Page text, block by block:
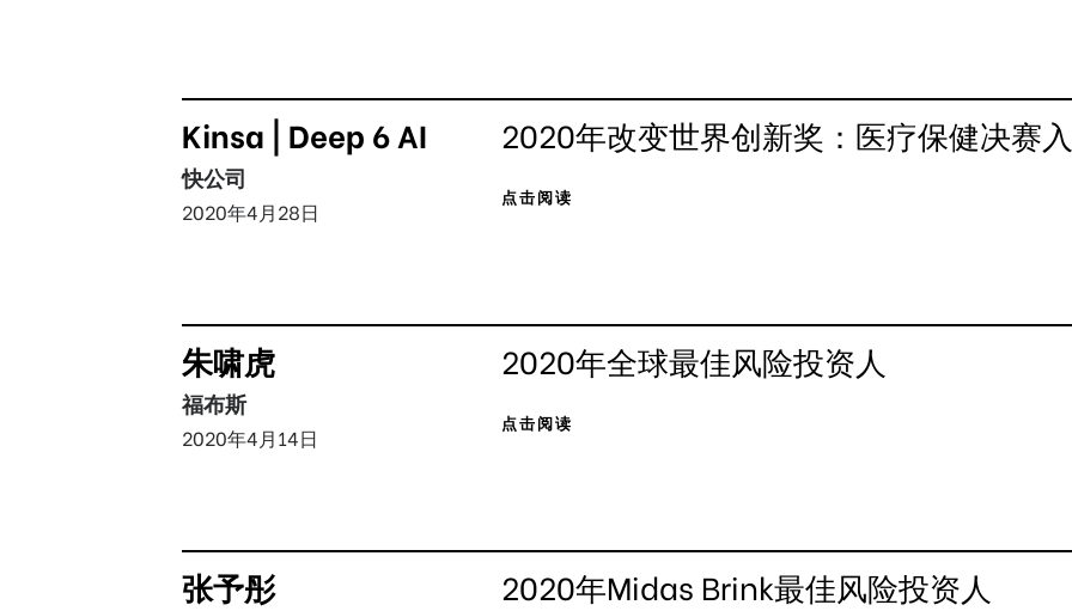
Kinsa | Deep 6 AI
快公司
2020年4月28日
2020年改变世界创新奖：医疗保健决赛
点击阅读
朱啸虎
福布斯
2020年4月14日
2020年全球最佳风险投资人
点击阅读
张予彤 2020年Midas Brink最佳风险投资人